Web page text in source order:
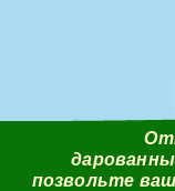
позвольте